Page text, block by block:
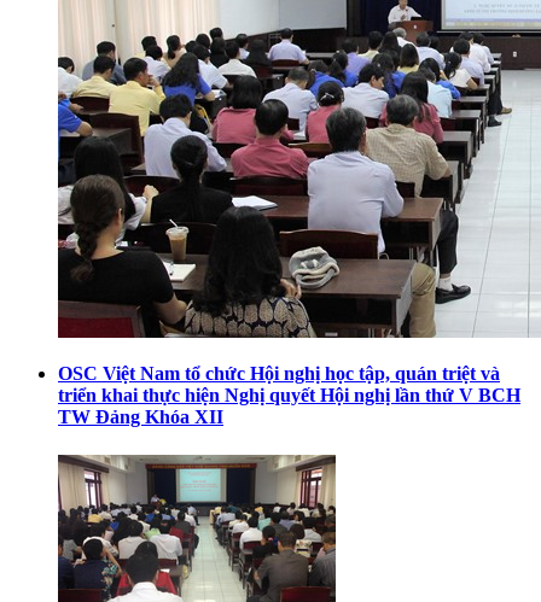
OSC Việt Nam tổ chức Hội nghị học tập, quán triệt và
triển khai thực hiện Nghị quyết Hội nghị lần thứ V BCH
TW Đảng Khóa XII